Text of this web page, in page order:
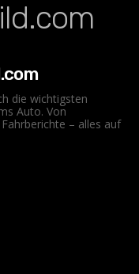
die wichtigsten
Auto. Von
– alles auf